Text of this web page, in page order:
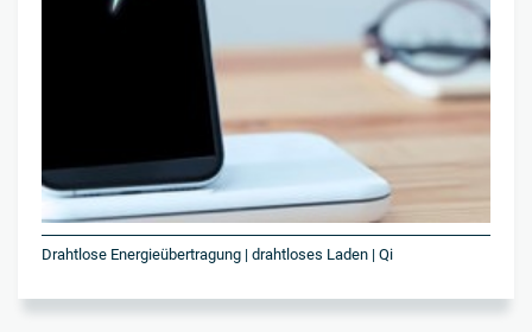
Drahtlose Energieübertragung | drahtloses Laden | Qi